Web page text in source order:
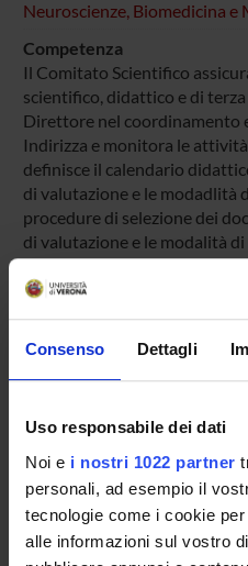
Consenso Dettagli
Uso responsabile dei dati
Noi e i nostri 1022 partner
personali, ad esempio il
tecnologie come i cookie
alle informazioni sul vostro
Neuroscienze, Biomedicina e
Competenza
Il Comitato Scientifico
scientifico, didattico e di
Direttore nel coordinamento
Indirizza e monitora le
definisce il calendario
di valutazione e le modadlità
procedure di selezione dei
di valutazione e le modalità
procedura di ammissione, di
e della prova finale.
Massimo Lanza
Federico Schena